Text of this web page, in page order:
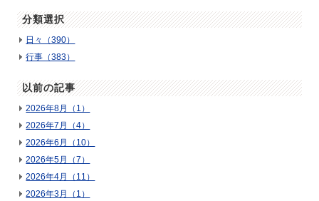
分類選択
日々（390）
行事（383）
以前の記事
2026年8月（1）
2026年7月（4）
2026年6月（10）
2026年5月（7）
2026年4月（11）
2026年3月（1）